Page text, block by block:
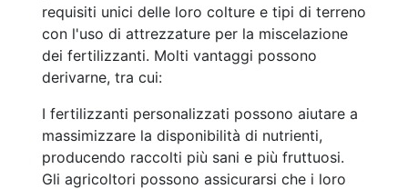
requisiti unici delle loro colture e tipi di terreno
con l'uso di attrezzature per la miscelazione
dei fertilizzanti. Molti vantaggi possono
derivarne, tra cui:
I fertilizzanti personalizzati possono aiutare a
massimizzare la disponibilità di nutrienti,
producendo raccolti più sani e più fruttuosi.
Gli agricoltori possono assicurarsi che i loro